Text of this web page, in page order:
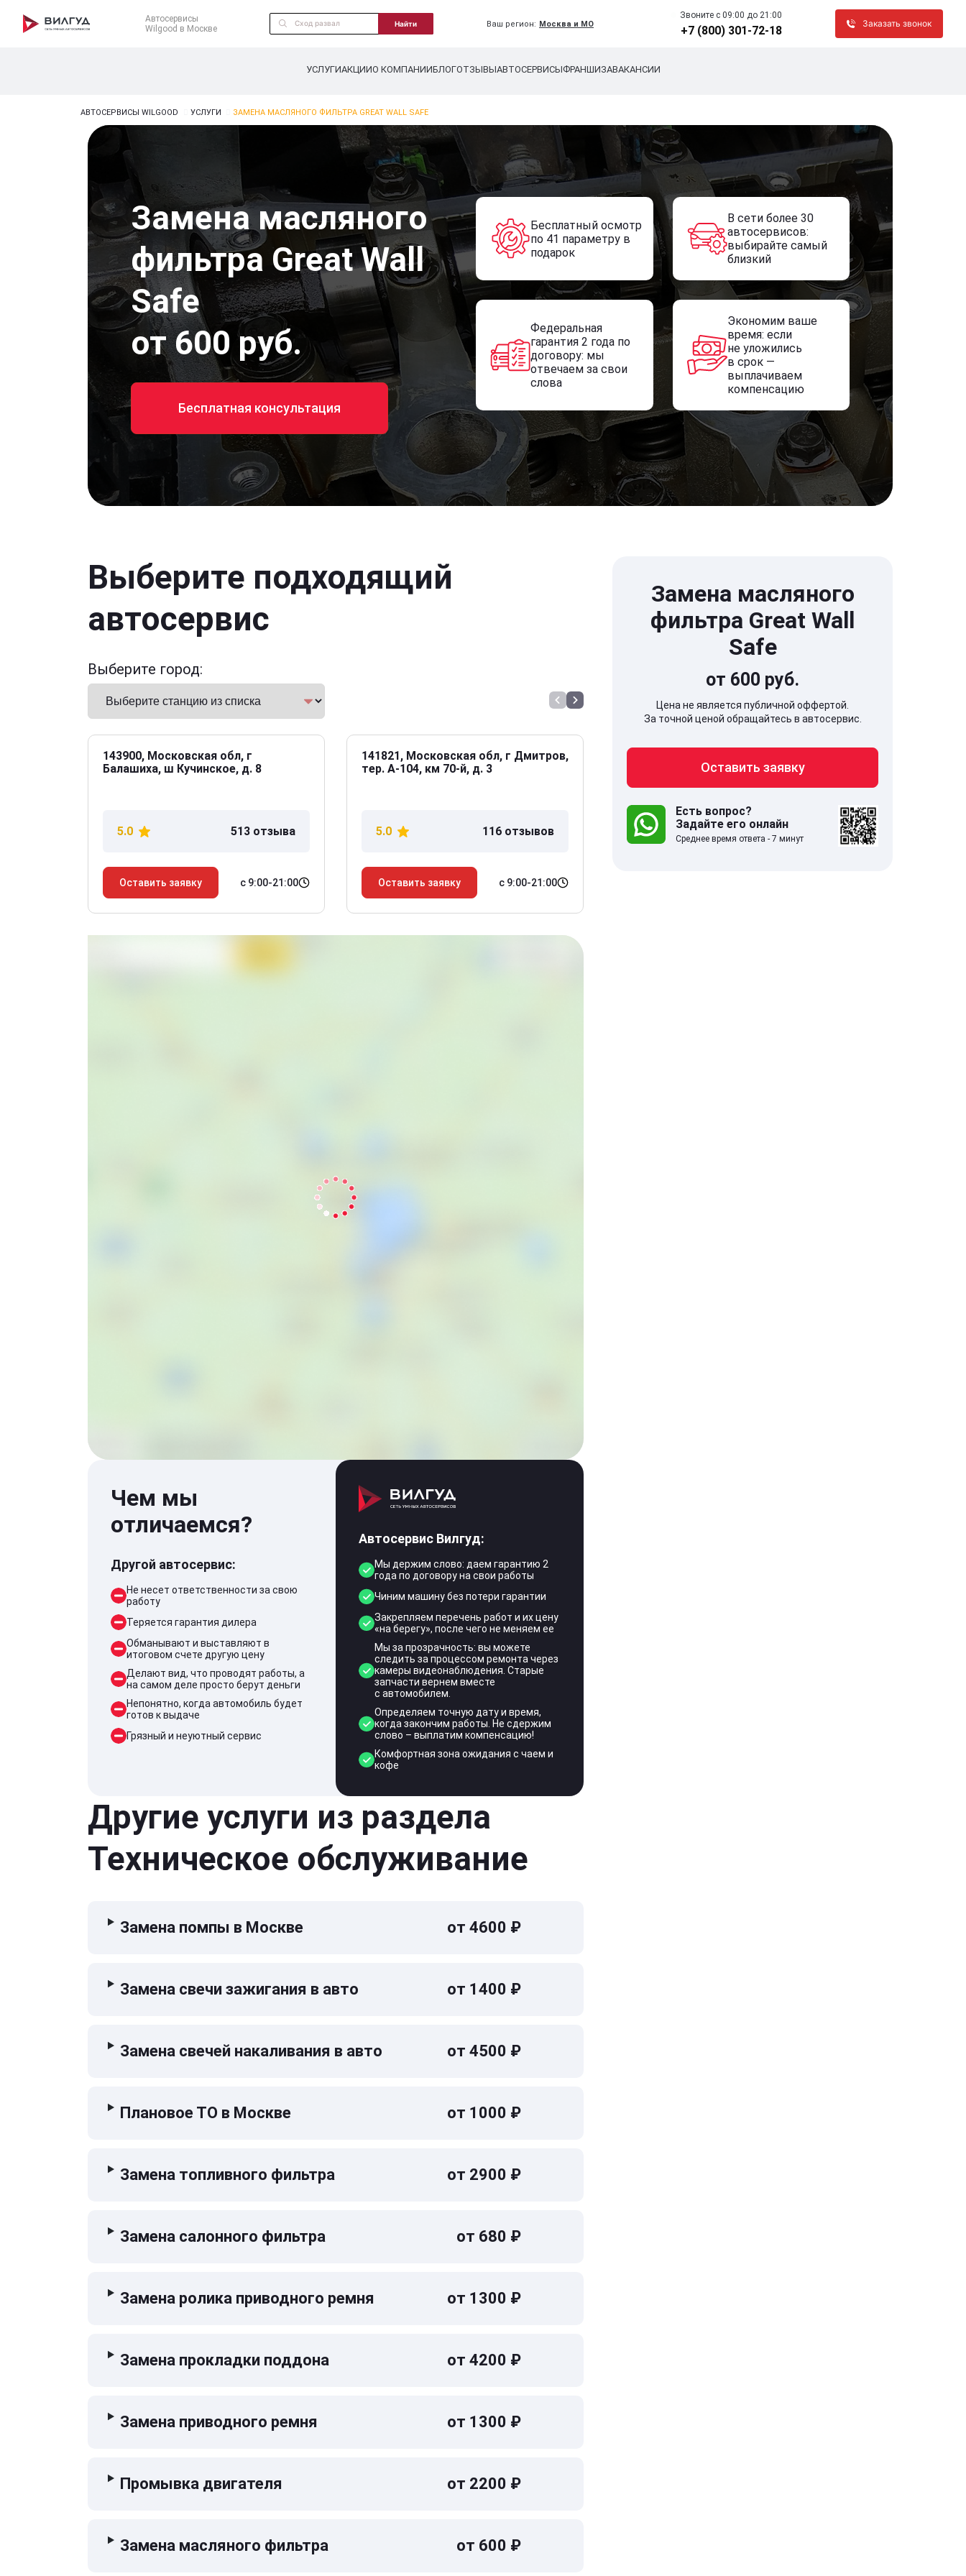
Автосервисы
Wilgood в Москве
Найти Ваш регион: Москва и МО
Звоните c 09:00 до 21:00
+7 (800) 301-72-18
Заказать звонок
УСЛУГИАКЦИИО КОМПАНИИБЛОГОТЗЫВЫАВТОСЕРВИСЫФРАНШИЗАВАКАНСИИ
АВТОСЕРВИСЫ WILGOOD УСЛУГИ ЗАМЕНА МАСЛЯНОГО ФИЛЬТРА GREAT WALL SAFE
Замена масляного
фильтра Great Wall
Safe
от 600 руб.
Бесплатная консультация
Бесплатный осмотр
по 41 параметру в
подарок
В сети более 30
автосервисов:
выбирайте самый
близкий
Федеральная
гарантия 2 года по
договору: мы
отвечаем за свои
слова
Экономим ваше
время: если
не уложились
в срок —
выплачиваем
компенсацию
Выберите подходящий
автосервис
Выберите город:
143900, Московская обл, г
Балашиха, ш Кучинское, д. 8
5.0 513 отзыва
Оставить заявку с 9:00-21:00
141821, Московская обл, г Дмитров,
тер. А-104, км 70-й, д. 3
5.0 116 отзывов
Оставить заявку с 9:00-21:00
141707, Московская обл,
Долгопрудный г, Береговой проезд,
дом 5
5.0 332 отзыва
Чем мы
отличаемся?
Другой автосервис:
Не несет ответственности за свою
работу
Теряется гарантия дилера
Обманывают и выставляют в
итоговом счете другую цену
Делают вид, что проводят работы, а
на самом деле просто берут деньги
Непонятно, когда автомобиль будет
готов к выдаче
Грязный и неуютный сервис
Автосервис Вилгуд:
Мы держим слово: даем гарантию 2
года по договору на свои работы
Чиним машину без потери гарантии
Закрепляем перечень работ и их цену
«на берегу», после чего не меняем ее
Мы за прозрачность: вы можете
следить за процессом ремонта через
камеры видеонаблюдения. Старые
запчасти вернем вместе
с автомобилем.
Определяем точную дату и время,
когда закончим работы. Не сдержим
слово – выплатим компенсацию!
Комфортная зона ожидания с чаем и
кофе
Другие услуги из раздела
Техническое обслуживание
Замена помпы в Москве от 4600 ₽
Замена свечи зажигания в авто от 1400 ₽
Замена свечей накаливания в авто от 4500 ₽
Плановое ТО в Москве от 1000 ₽
Замена топливного фильтра от 2900 ₽
Замена салонного фильтра от 680 ₽
Замена ролика приводного ремня от 1300 ₽
Замена прокладки поддона от 4200 ₽
Замена приводного ремня от 1300 ₽
Промывка двигателя от 2200 ₽
Замена масляного фильтра от 600 ₽
Замена масляного
фильтра Great Wall
Safe
от 600 руб.
Цена не является публичной оффертой.
За точной ценой обращайтесь в автосервис.
Оставить заявку
Есть вопрос?
Задайте его онлайн
Среднее время ответа - 7 минут